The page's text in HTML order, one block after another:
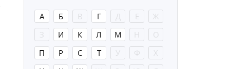
А Б В Г Д Е
Ж
З
И К Л М Н
О
П
Р С Т У Ф
Х